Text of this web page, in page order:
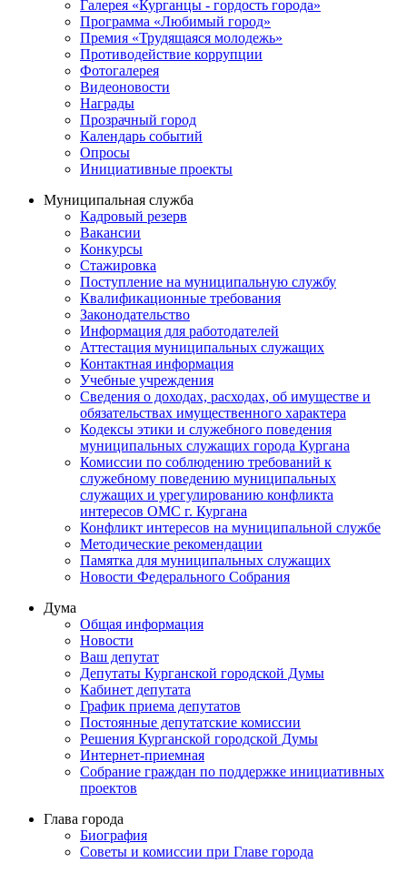
Галерея «Курганцы - гордость города»
Программа «Любимый город»
Премия «Трудящаяся молодежь»
Противодействие коррупции
Фотогалерея
Видеоновости
Награды
Прозрачный город
Календарь событий
Опросы
Инициативные проекты
Муниципальная служба
Кадровый резерв
Вакансии
Конкурсы
Стажировка
Поступление на муниципальную службу
Квалификационные требования
Законодательство
Информация для работодателей
Аттестация муниципальных служащих
Контактная информация
Учебные учреждения
Сведения о доходах, расходах, об имуществе и
обязательствах имущественного характера
Кодексы этики и служебного поведения
муниципальных служащих города Кургана
Комиссии по соблюдению требований к
служебному поведению муниципальных
служащих и урегулированию конфликта
интересов ОМС г. Кургана
Конфликт интересов на муниципальной службе
Методические рекомендации
Памятка для муниципальных служащих
Новости Федерального Cобрания
Дума
Общая информация
Новости
Ваш депутат
Депутаты Курганской городской Думы
Кабинет депутата
График приема депутатов
Постоянные депутатские комиссии
Решения Курганской городской Думы
Интернет-приемная
Собрание граждан по поддержке инициативных
проектов
Глава города
Биография
Советы и комиссии при Главе города